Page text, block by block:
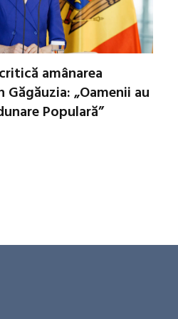
amânarea
„Oamenii au
Populară”